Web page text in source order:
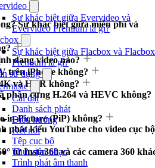
Sự khác biệt giữa Evervideo và
Evervideo Premium là gì?
Sự khác biệt giữa Flacbox và Flacbox
Premium là gì?
sử dụng
Cài đặt
Danh sách phát
Điều hướng
Kết nối
Tệp cục bộ
Thư viện nhạc
Trình phát âm thanh
Sự khác biệt giữa miễn phí và
dạng video nào?
trên iPhone không?
và HDR không?
phần cứng H.264 và HEVC không?
in-Picture (PiP) không?
phát kiểu YouTube cho video cục bộ
từ Insta360 và các camera 360